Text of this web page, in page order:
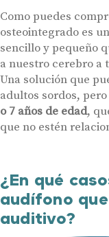
Como puedes
osteointegrado es
sencillo y pequeño
a nuestro cerebro a
Una solución que
adultos sordos,
o 7 años de edad,
que no estén
¿En qué
audífono
auditivo?